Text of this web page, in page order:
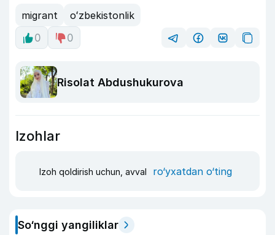
migrant
oʻzbekistonlik
0
0
Risolat Abdushukurova
Izohlar
Izoh qoldirish uchun, avval ro‘yxatdan o‘ting
So‘nggi yangiliklar